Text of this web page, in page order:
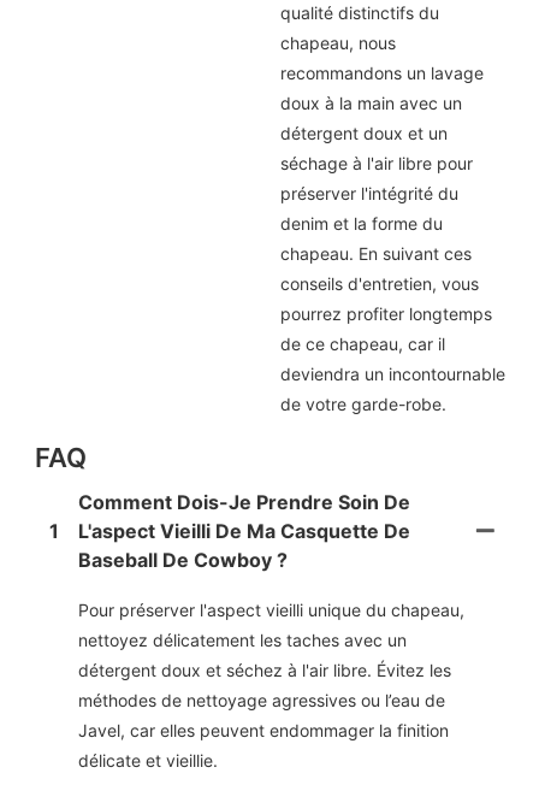
qualité distinctifs du
chapeau, nous
recommandons un lavage
doux à la main avec un
détergent doux et un
séchage à l'air libre pour
préserver l'intégrité du
denim et la forme du
chapeau. En suivant ces
conseils d'entretien, vous
pourrez profiter longtemps
de ce chapeau, car il
deviendra un incontournable
de votre garde-robe.
FAQ
1
Comment Dois-Je Prendre Soin De
L'aspect Vieilli De Ma Casquette De
Baseball De Cowboy ?
Pour préserver l'aspect vieilli unique du chapeau,
nettoyez délicatement les taches avec un
détergent doux et séchez à l'air libre. Évitez les
méthodes de nettoyage agressives ou l’eau de
Javel, car elles peuvent endommager la finition
délicate et vieillie.